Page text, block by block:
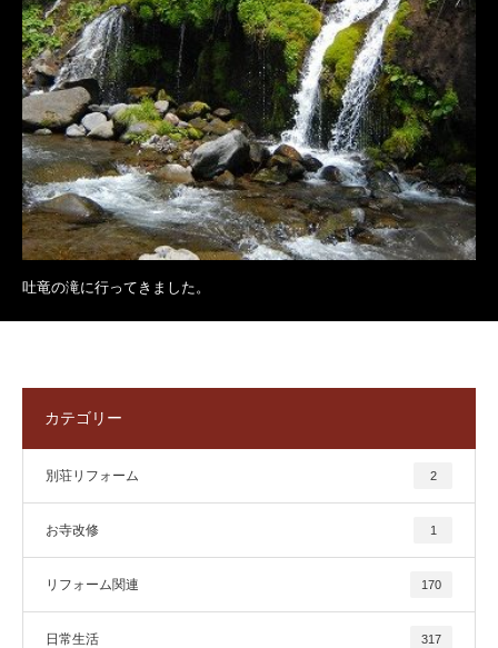
吐竜の滝に行ってきました。
カテゴリー
別荘リフォーム 2
お寺改修 1
リフォーム関連 170
日常生活 317